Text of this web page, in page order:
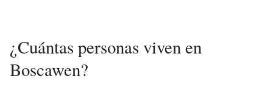
¿Cuántas personas viven en
Boscawen?